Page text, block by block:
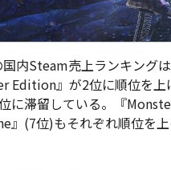
内Steam売上ランキングは
Edition』 が2位に順位を
に滞留している。『
』(7位)もそれぞれ順位を